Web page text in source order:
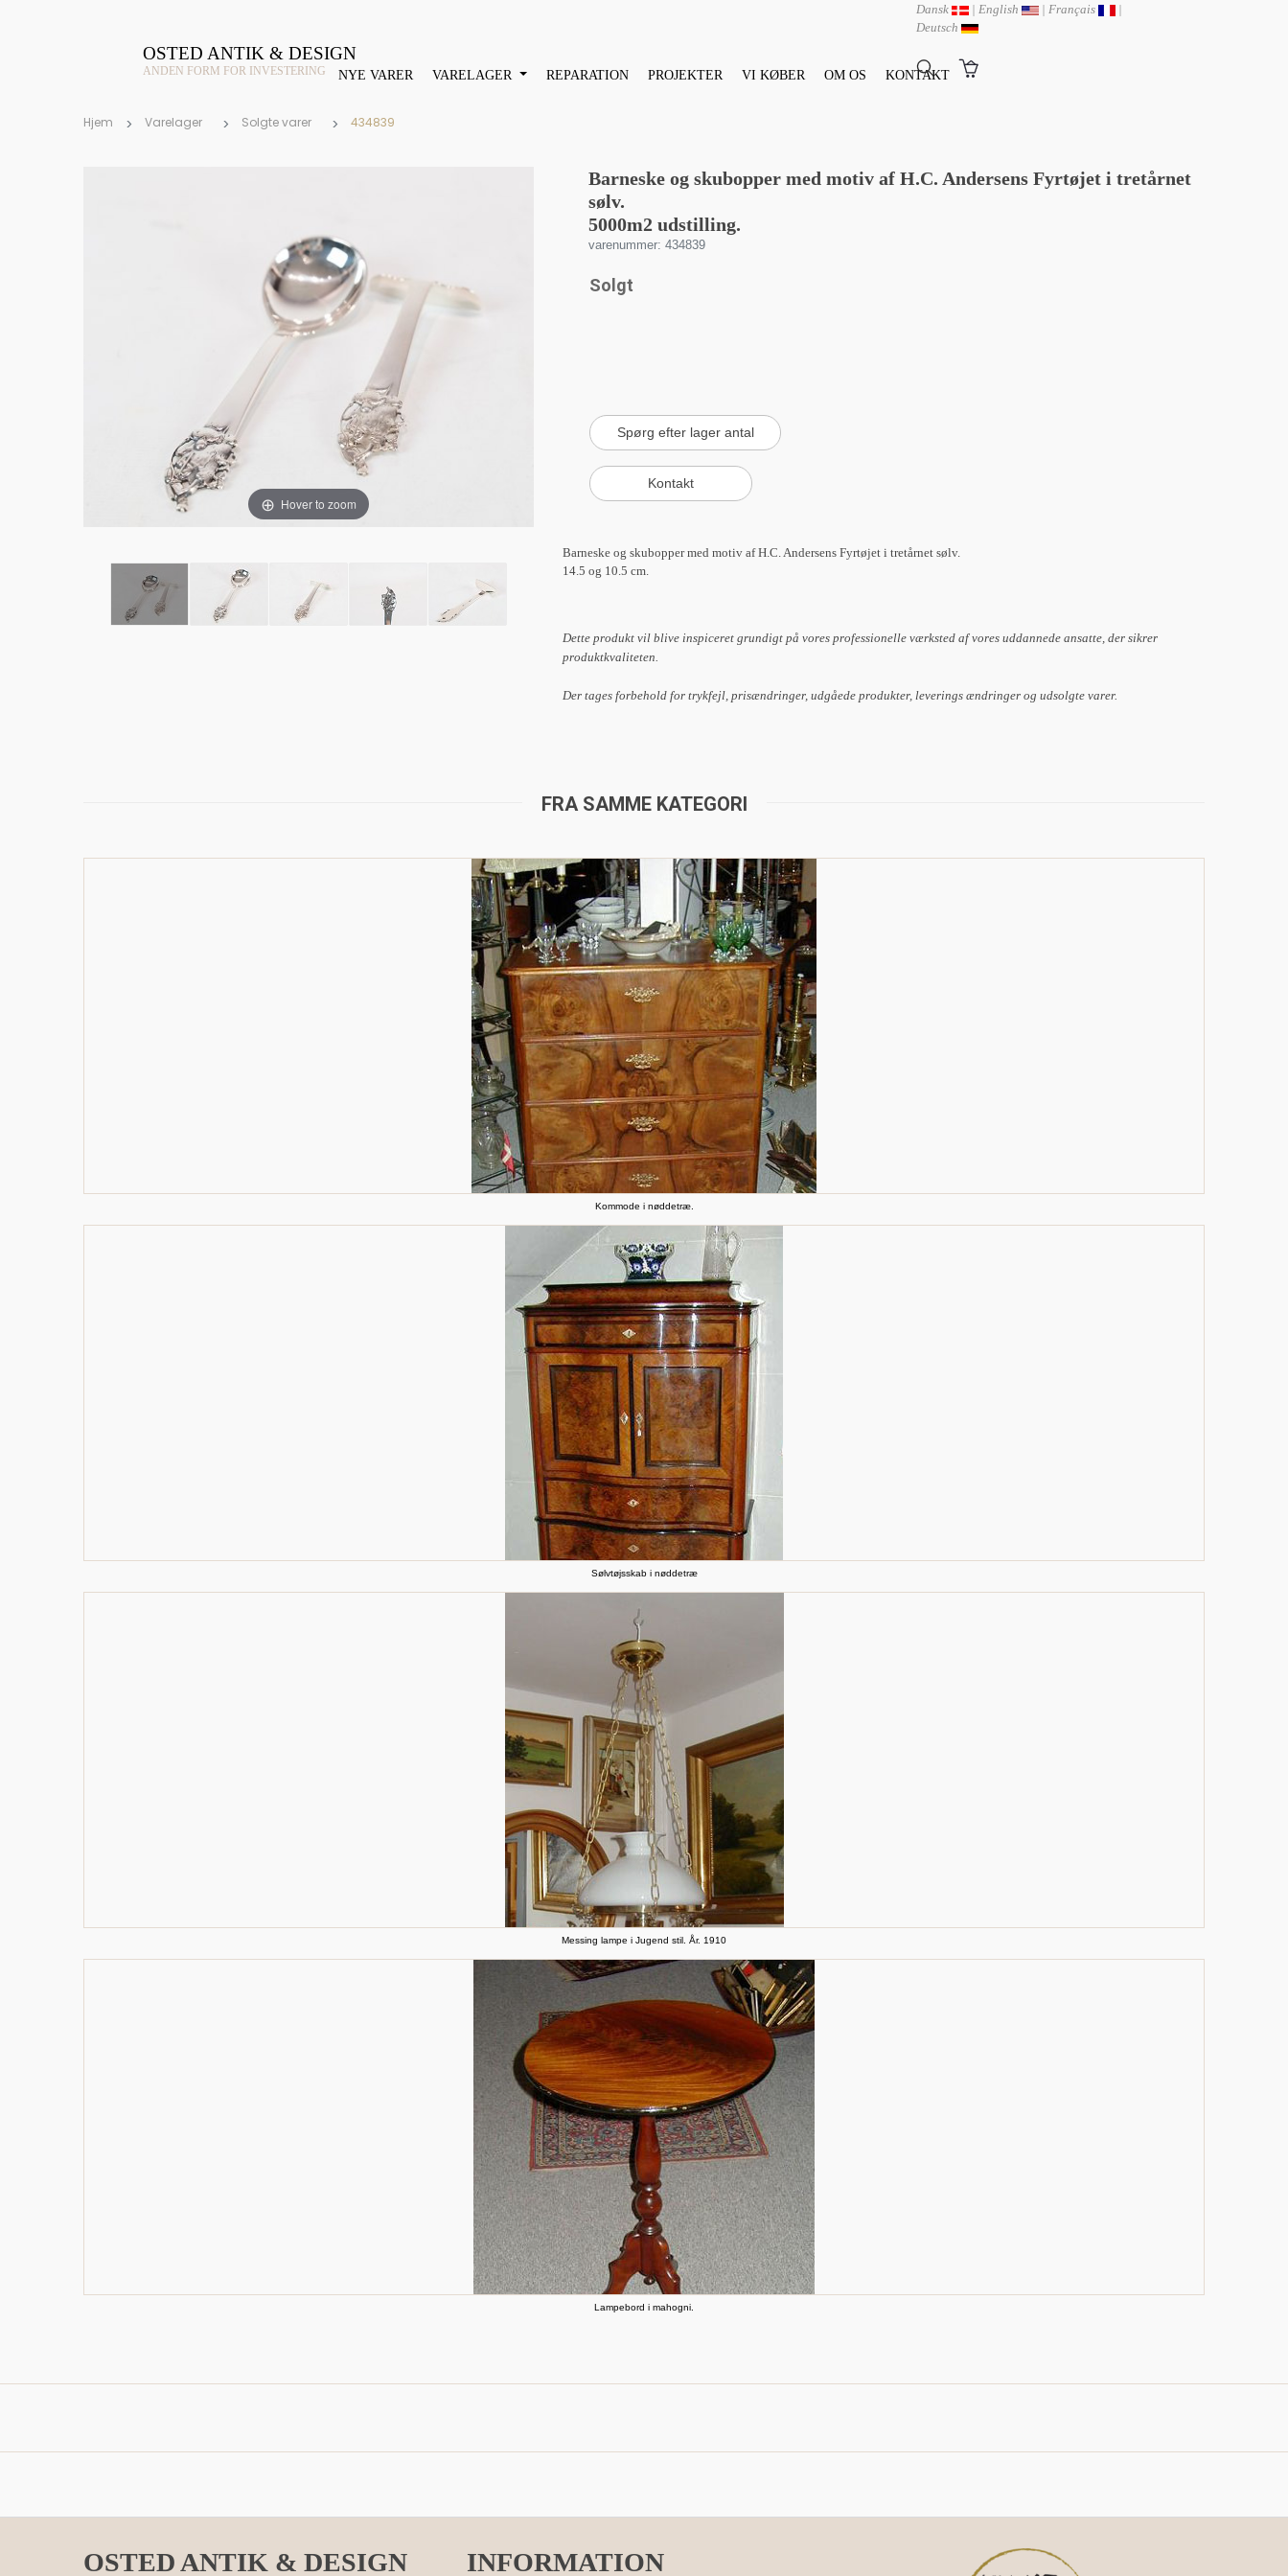
OSTED ANTIK & DESIGN
ANDEN FORM FOR INVESTERING NYE VARER VARELAGER REPARATION PROJEKTER VI KØBER OM OS KONTAKT
Dansk | English | Français
|
Deutsch
Hjem Varelager Solgte varer 434839
Hover to zoom
Barneske og skubopper med motiv af H.C. Andersens Fyrtøjet i tretårnet
sølv.
5000m2 udstilling.
varenummer: 434839
Solgt
Barneske og skubopper med motiv af H.C. Andersens Fyrtøjet i tretårnet sølv.
14.5 og 10.5 cm.
Dette produkt vil blive inspiceret grundigt på vores professionelle værksted af vores uddannede ansatte, der sikrer
produktkvaliteten.
Der tages forbehold for trykfejl, prisændringer, udgåede produkter, leverings ændringer og udsolgte varer.
FRA SAMME KATEGORI
Kommode i nøddetræ.
Sølvtøjsskab i nøddetræ
Messing lampe i Jugend stil. År. 1910
Lampebord i mahogni.
OSTED ANTIK & DESIGN INFORMATION